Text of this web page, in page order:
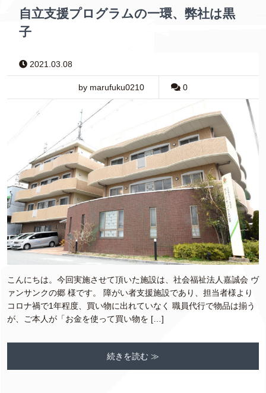
自立支援プログラムの一環、弊社は黒
子
2021.03.08
by marufuku0210 0
こんにちは。今回実施させて頂いた施設は、社会福祉法人嘉誠会 ヴ
ァンサンクの郷 様です。 障がい者支援施設であり、担当者様より
コロナ禍で1年程度、買い物に出れていなく 職員代行で物品は揃う
が、ご本人が「お金を使って買い物を […]
続きを読む ≫